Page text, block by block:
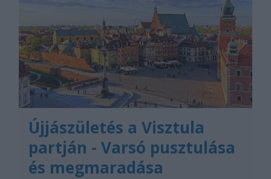
Újjászületés a Visztula
partján - Varsó pusztulása
és megmaradása